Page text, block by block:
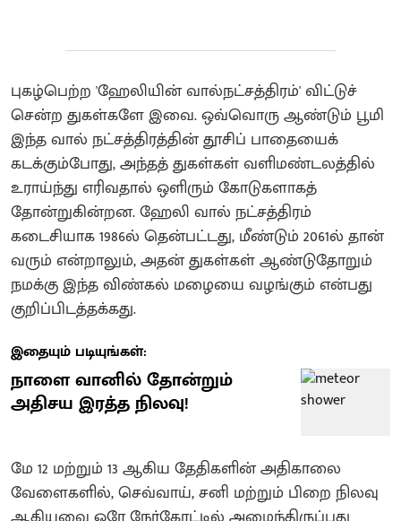
புகழ்பெற்ற 'ஹேலியின் வால்நட்சத்திரம்' விட்டுச்
சென்ற துகள்களே இவை. ஒவ்வொரு ஆண்டும் பூமி
இந்த வால் நட்சத்திரத்தின் தூசிப் பாதையைக்
கடக்கும்போது, அந்தத் துகள்கள் வளிமண்டலத்தில்
உராய்ந்து எரிவதால் ஒளிரும் கோடுகளாகத்
தோன்றுகின்றன. ஹேலி வால் நட்சத்திரம்
கடைசியாக 1986ல் தென்பட்டது, மீண்டும் 2061ல் தான்
வரும் என்றாலும், அதன் துகள்கள் ஆண்டுதோறும்
நமக்கு இந்த விண்கல் மழையை வழங்கும் என்பது
குறிப்பிடத்தக்கது.
இதையும் படியுங்கள்:
நாளை வானில் தோன்றும்
அதிசய இரத்த நிலவு!
மே 12 மற்றும் 13 ஆகிய தேதிகளின் அதிகாலை
வேளைகளில், செவ்வாய், சனி மற்றும் பிறை நிலவு